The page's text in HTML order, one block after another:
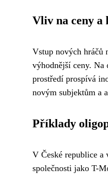
Vliv na ceny a
Vstup nových hráčů
výhodnější ceny. Na
prostředí prospívá
novým subjektům a
Příklady
V České republice
společnosti jako T-